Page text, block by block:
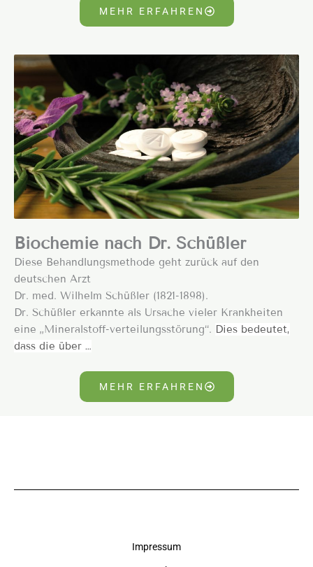
MEHR ERFAHREN
Biochemie nach Dr. Schüßler
Diese Behandlungsmethode geht zurück auf den
deutschen Arzt
Dr. med. Wilhelm Schüßler (1821-1898).
Dr. Schüßler erkannte als Ursache vieler Krankheiten
eine „Mineralstoff-verteilungsstörung“. Dies bedeutet,
dass die über …
MEHR ERFAHREN
Impressum